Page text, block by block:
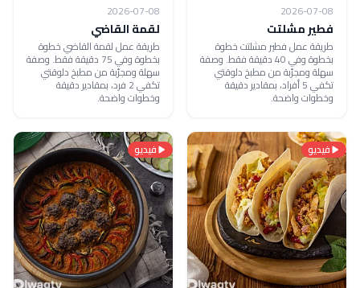
2026-07-08
فطير مشلتت
طريقة عمل فطير مشلتت خطوة
بخطوة وفي 40 دقيقة فقط. وصفة
سهلة ومجرّبة من مطبخ دلوقتي
تكفي 5 أفراد، بمقادير دقيقة
وخطوات واضحة.
2026-07-08
لقمة القاضي
طريقة عمل لقمة القاضي خطوة
بخطوة وفي 75 دقيقة فقط. وصفة
سهلة ومجرّبة من مطبخ دلوقتي
تكفي 2 فرد، بمقادير دقيقة
وخطوات واضحة.
فيديو فيديو